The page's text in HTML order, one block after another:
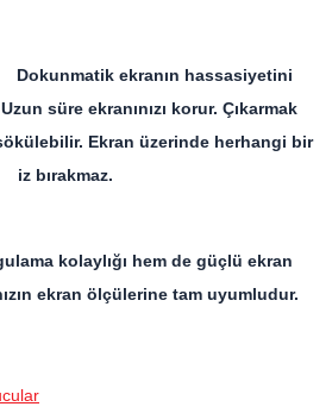
ekranın hassasiyetini
süre ekranınızı korur. Çıkarmak
Ekran üzerinde herhangi bir
iz bırakmaz.
kolaylığı hem de güçlü ekran
ekran ölçülerine tam uyumludur.